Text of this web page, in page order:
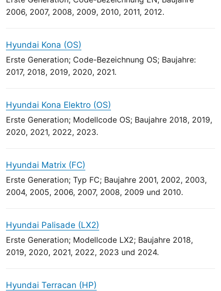
2006, 2007, 2008, 2009, 2010, 2011, 2012.
Hyundai Kona (OS)
Erste Generation; Code-Bezeichnung OS; Baujahre:
2017, 2018, 2019, 2020, 2021.
Hyundai Kona Elektro (OS)
Erste Generation; Modellcode OS; Baujahre 2018, 2019,
2020, 2021, 2022, 2023.
Hyundai Matrix (FC)
Erste Generation; Typ FC; Baujahre 2001, 2002, 2003,
2004, 2005, 2006, 2007, 2008, 2009 und 2010.
Hyundai Palisade (LX2)
Erste Generation; Modellcode LX2; Baujahre 2018,
2019, 2020, 2021, 2022, 2023 und 2024.
Hyundai Terracan (HP)